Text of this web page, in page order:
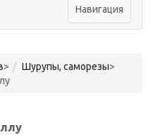
Навигация
> Шурупы, саморезы>